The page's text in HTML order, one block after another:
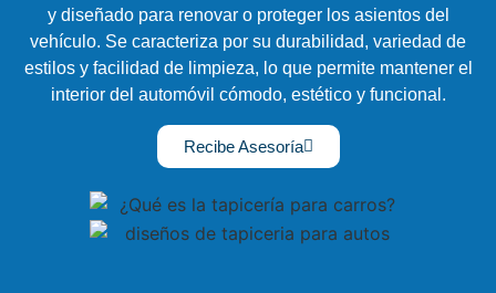
y diseñado para renovar o proteger los asientos del
vehículo. Se caracteriza por su durabilidad, variedad de
estilos y facilidad de limpieza, lo que permite mantener el
interior del automóvil cómodo, estético y funcional.
Recibe Asesoría